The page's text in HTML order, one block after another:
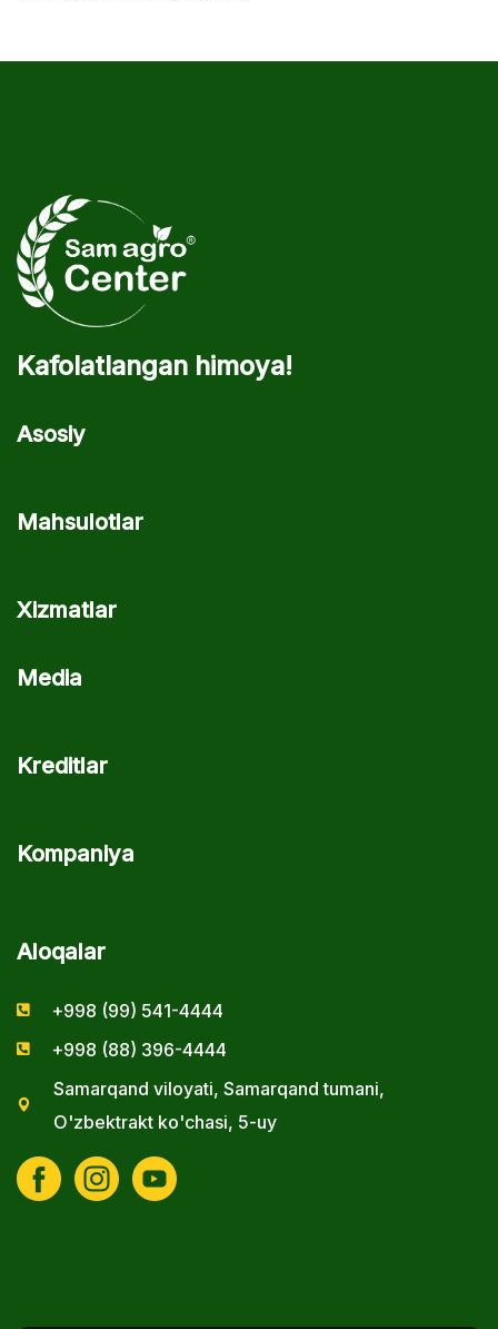
Kafolatlangan himoya!
Asosiy
Mahsulotlar
Xizmatlar
Media
Kreditlar
Kompaniya
Aloqalar
+998 (99) 541-4444
+998 (88) 396-4444
Samarqand viloyati, Samarqand tumani,
O'zbektrakt ko'chasi, 5-uy